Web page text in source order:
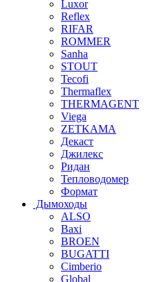
Luxor
Reflex
RIFAR
ROMMER
Sanha
STOUT
Tecofi
Thermaflex
THERMAGENT
Viega
ZETKAMA
Декаст
Джилекс
Ридан
Тепловодомер
Формат
Дымоходы
ALSO
Baxi
BROEN
BUGATTI
Cimberio
Global